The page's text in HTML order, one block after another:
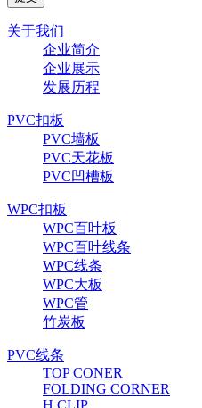
关于我们
企业简介
企业展示
发展历程
PVC扣板
PVC墙板
PVC天花板
PVC凹槽板
WPC扣板
WPC百叶板
WPC百叶线条
WPC线条
WPC大板
WPC管
竹炭板
PVC线条
TOP CONER
FOLDING CORNER